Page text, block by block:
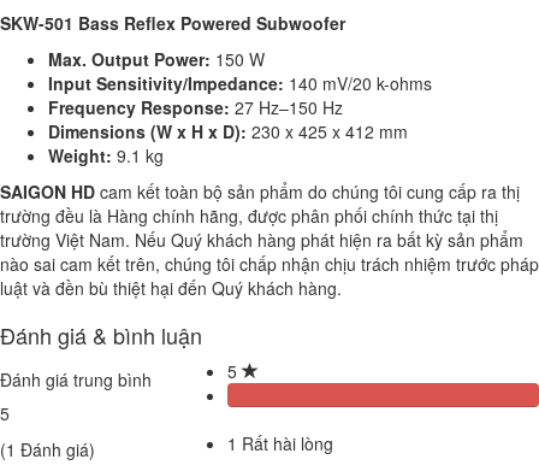
SKW-501 Bass Reflex Powered Subwoofer
Max. Output Power: 150 W
Input Sensitivity/Impedance: 140 mV/20 k-ohms
Frequency Response: 27 Hz–150 Hz
Dimensions (W x H x D): 230 x 425 x 412 mm
Weight: 9.1 kg
SAIGON HD cam kết toàn bộ sản phẩm do chúng tôi cung cấp ra thị
trường đều là Hàng chính hãng, được phân phối chính thức tại thị
trường Việt Nam. Nếu Quý khách hàng phát hiện ra bất kỳ sản phẩm
nào sai cam kết trên, chúng tôi chấp nhận chịu trách nhiệm trước pháp
luật và đền bù thiệt hại đến Quý khách hàng.
Đánh giá & bình luận
Đánh giá trung bình
5
(1 Đánh giá)
5
1 Rất hài lòng